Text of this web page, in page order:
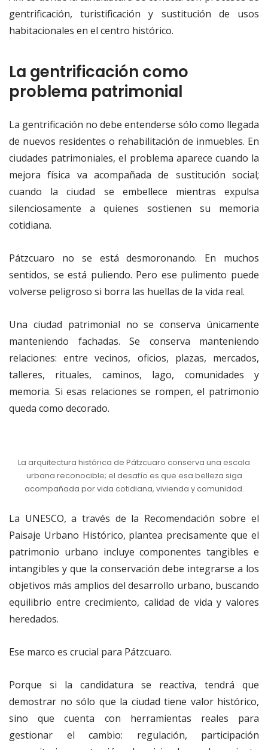
gentrificación, turistificación y sustitución de usos
habitacionales en el centro histórico.
La gentrificación como
problema patrimonial
La gentrificación no debe entenderse sólo como llegada
de nuevos residentes o rehabilitación de inmuebles. En
ciudades patrimoniales, el problema aparece cuando la
mejora física va acompañada de sustitución social;
cuando la ciudad se embellece mientras expulsa
silenciosamente a quienes sostienen su memoria
cotidiana.
Pátzcuaro no se está desmoronando. En muchos
sentidos, se está puliendo. Pero ese pulimento puede
volverse peligroso si borra las huellas de la vida real.
Una ciudad patrimonial no se conserva únicamente
manteniendo fachadas. Se conserva manteniendo
relaciones: entre vecinos, oficios, plazas, mercados,
talleres, rituales, caminos, lago, comunidades y
memoria. Si esas relaciones se rompen, el patrimonio
queda como decorado.
La arquitectura histórica de Pátzcuaro conserva una escala
urbana reconocible; el desafío es que esa belleza siga
acompañada por vida cotidiana, vivienda y comunidad.
La UNESCO, a través de la Recomendación sobre el
Paisaje Urbano Histórico, plantea precisamente que el
patrimonio urbano incluye componentes tangibles e
intangibles y que la conservación debe integrarse a los
objetivos más amplios del desarrollo urbano, buscando
equilibrio entre crecimiento, calidad de vida y valores
heredados.
Ese marco es crucial para Pátzcuaro.
Porque si la candidatura se reactiva, tendrá que
demostrar no sólo que la ciudad tiene valor histórico,
sino que cuenta con herramientas reales para
gestionar el cambio: regulación, participación